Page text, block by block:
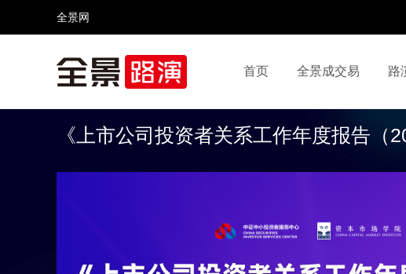
全景网
视频号 全景网官微 微信公众号 头条号 百家号
首页 全景成交易 路
《上市公司投资者关系工作年度报告（